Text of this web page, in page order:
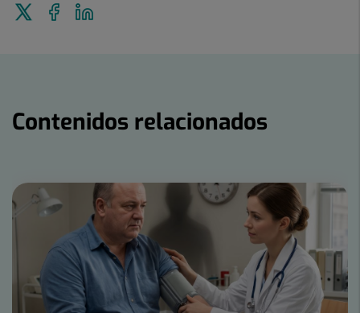
Enviar
Compartir
en
Contenidos relacionados